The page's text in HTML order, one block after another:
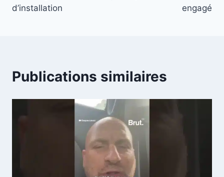
l’article
d’installation
engagé
Publications similaires